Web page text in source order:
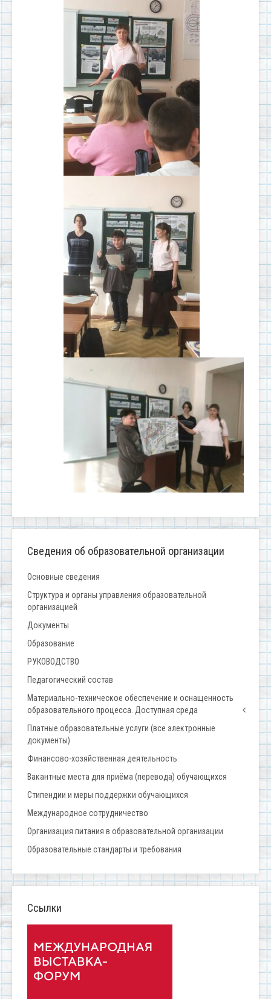
Сведения об образовательной организации
Основные сведения
Структура и органы управления образовательной
организацией
Документы
Образование
РУКОВОДСТВО
Педагогический состав
Материально-техническое обеспечение и оснащенность
образовательного процесса. Доступная среда
Платные образовательные услуги (все электронные
документы)
Финансово-хозяйственная деятельность
Вакантные места для приёма (перевода) обучающихся
Стипендии и меры поддержки обучающихся
Международное сотрудничество
Организация питания в образовательной организации
Образовательные стандарты и требования
Ссылки